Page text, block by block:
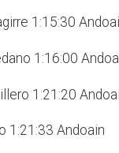
1:15:30
1:16:00
1:21:20
1:21:33 Andoain